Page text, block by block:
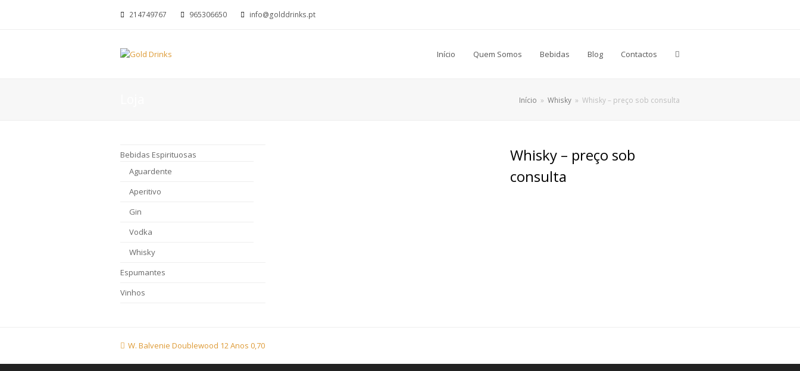
214749767 965306650 info@golddrinks.pt
Início Quem Somos Bebidas Blog Contactos
Início » Whisky » Whisky – preço sob consulta
Whisky – preço sob
consulta
Bebidas Espirituosas
Aguardente
Aperitivo
Gin
Vodka
Whisky
Espumantes
Vinhos
previous
W. Balvenie Doublewood 12 Anos 0,70